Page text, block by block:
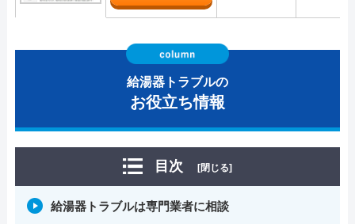
給湯器トラブルの
お役立ち情報
目次 [閉じる]
給湯器トラブルは専門業者に相談